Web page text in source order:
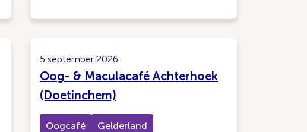
5 september 2026
Oog- & Maculacafé Achterhoek
(Doetinchem)
Oogcafé Gelderland